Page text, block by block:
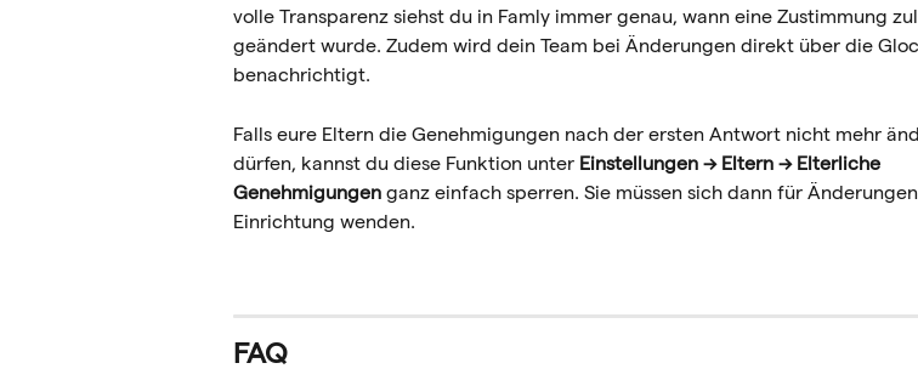
volle Transparenz siehst du in Famly immer genau, wann eine Zustimmung
geändert wurde. Zudem wird dein Team bei Änderungen direkt über die
benachrichtigt.
Falls eure Eltern die Genehmigungen nach der ersten Antwort nicht mehr
dürfen, kannst du diese Funktion unter Einstellungen → Eltern → Elterliche
Genehmigungen ganz einfach sperren. Sie müssen sich dann für
Einrichtung wenden.
FAQ